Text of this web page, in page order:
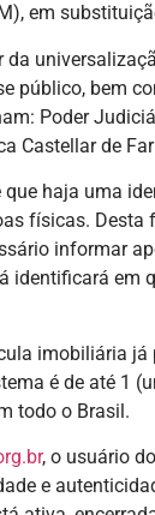
em
da
público, bem
Poder
Castellar de
haja uma
físicas.
informar
identificará em
imobiliária
é de até 1
todo o Brasil.
, o usuário
e